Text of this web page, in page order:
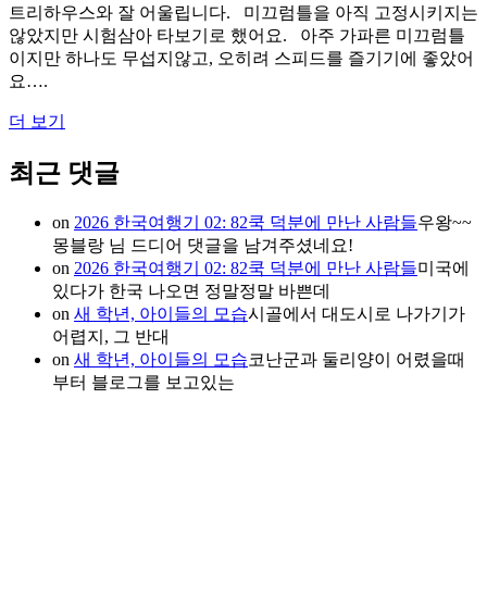
트리하우스와 잘 어울립니다. 미끄럼틀을 아직 고정시키지는
않았지만 시험삼아 타보기로 했어요. 아주 가파른 미끄럼틀
이지만 하나도 무섭지않고, 오히려 스피드를 즐기기에 좋았어
요….
더 보기
최근 댓글
on 2026 한국여행기 02: 82쿡 덕분에 만난 사람들우왕~~
몽블랑 님 드디어 댓글을 남겨주셨네요!
on 2026 한국여행기 02: 82쿡 덕분에 만난 사람들미국에
있다가 한국 나오면 정말정말 바쁜데
on 새 학년, 아이들의 모습시골에서 대도시로 나가기가
어렵지, 그 반대
on 새 학년, 아이들의 모습코난군과 둘리양이 어렸을때
부터 블로그를 보고있는